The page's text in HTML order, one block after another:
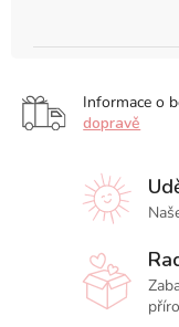
Informace o
dopravě